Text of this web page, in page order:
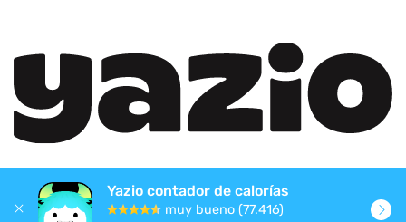
Yazio contador de calorías
muy bueno (77.416)